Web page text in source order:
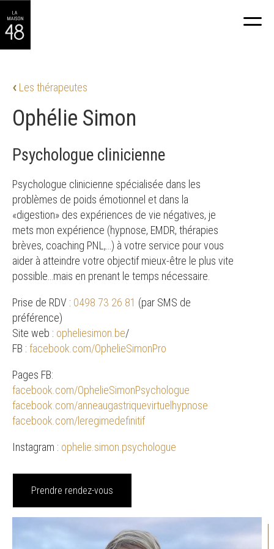
Les thérapeutes
Ophélie Simon
Psychologue clinicienne
Psychologue clinicienne spécialisée dans les
problèmes de poids émotionnel et dans la
«digestion» des expériences de vie négatives, je
mets mon expérience (hypnose, EMDR, thérapies
brèves, coaching PNL,…) à votre service pour vous
aider à atteindre votre objectif mieux-être le plus vite
possible…mais en prenant le temps nécessaire.
Prise de RDV : 0498 73 26 81 (par SMS de
préférence)
Site web : opheliesimon.be/
FB : facebook.com/OphelieSimonPro
Pages FB:
facebook.com/OphelieSimonPsychologue
facebook.com/anneaugastriquevirtuelhypnose
facebook.com/leregimedefinitif
Instagram : ophelie.simon.psychologue
Prendre rendez-vous